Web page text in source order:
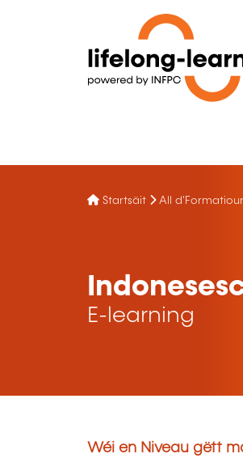
Startsäit All
E-learning
Wéi en Niveau gëtt